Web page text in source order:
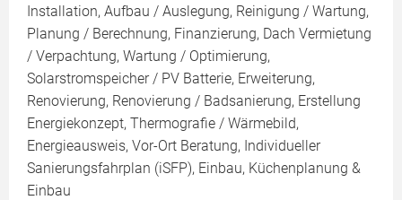
Installation, Aufbau / Auslegung, Reinigung / Wartung,
Planung / Berechnung, Finanzierung, Dach Vermietung
/ Verpachtung, Wartung / Optimierung,
Solarstromspeicher / PV Batterie, Erweiterung,
Renovierung, Renovierung / Badsanierung, Erstellung
Energiekonzept, Thermografie / Wärmebild,
Energieausweis, Vor-Ort Beratung, Individueller
Sanierungsfahrplan (iSFP), Einbau, Küchenplanung &
Einbau